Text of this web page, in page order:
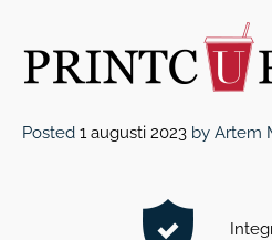
Posted 1 augusti 2023 by Artem